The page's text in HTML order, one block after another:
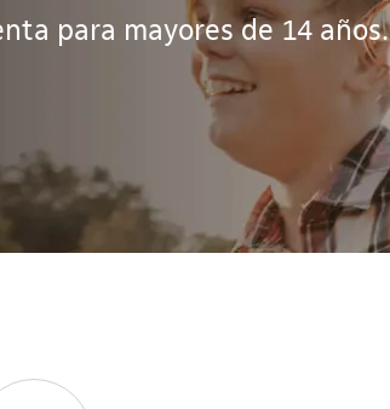
para mayores de 14 años.